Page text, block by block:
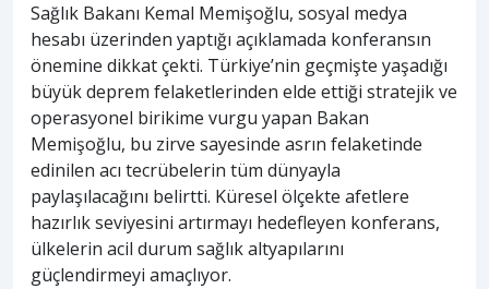
Sağlık Bakanı Kemal Memişoğlu, sosyal medya
hesabı üzerinden yaptığı açıklamada konferansın
önemine dikkat çekti. Türkiye’nin geçmişte yaşadığı
büyük deprem felaketlerinden elde ettiği stratejik ve
operasyonel birikime vurgu yapan Bakan
Memişoğlu, bu zirve sayesinde asrın felaketinde
edinilen acı tecrübelerin tüm dünyayla
paylaşılacağını belirtti. Küresel ölçekte afetlere
hazırlık seviyesini artırmayı hedefleyen konferans,
ülkelerin acil durum sağlık altyapılarını
güçlendirmeyi amaçlıyor.